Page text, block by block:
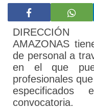
DIRECCIÓN
AMAZONAS
de personal a
en el que
profesionales
convocatoria.